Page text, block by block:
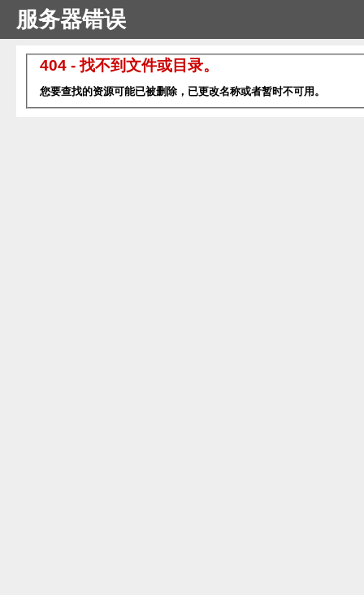
服务器错误
404 - 找不到文件或目录。
您要查找的资源可能已被删除，已更改名称或者暂时不可用。